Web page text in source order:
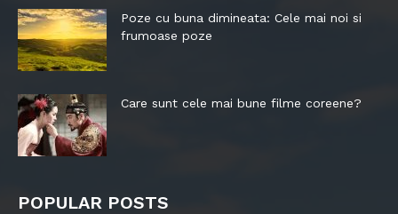
Poze cu buna dimineata: Cele mai noi si
frumoase poze
Care sunt cele mai bune filme coreene?
POPULAR POSTS